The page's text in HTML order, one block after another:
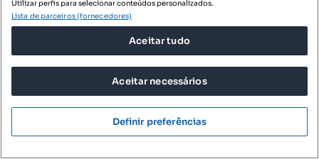
Utilizar perfis para selecionar conteúdos personalizados.
Lista de parceiros (fornecedores)
Aceitar tudo
Aceitar necessários
Definir preferências